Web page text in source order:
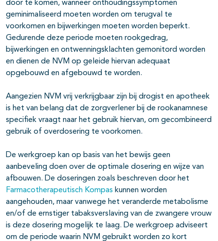
door te komen, wanneer onthoudingssymptomen
geminimaliseerd moeten worden om terugval te
voorkomen en bijwerkingen moeten worden beperkt.
Gedurende deze periode moeten rookgedrag,
bijwerkingen en ontwenningsklachten gemonitord worden
en dienen de NVM op geleide hiervan adequaat
opgebouwd en afgebouwd te worden.
Aangezien NVM vrij verkrijgbaar zijn bij drogist en apotheek
is het van belang dat de zorgverlener bij de rookanamnese
specifiek vraagt naar het gebruik hiervan, om gecombineerd
gebruik of overdosering te voorkomen.
De werkgroep kan op basis van het bewijs geen
aanbeveling doen over de optimale dosering en wijze van
afbouwen. De doseringen zoals beschreven door het
Farmacotherapeutisch Kompas kunnen worden
aangehouden, maar vanwege het veranderde metabolisme
en/of de ernstiger tabaksverslaving van de zwangere vrouw
is deze dosering mogelijk te laag. De werkgroep adviseert
om de periode waarin NVM gebruikt worden zo kort